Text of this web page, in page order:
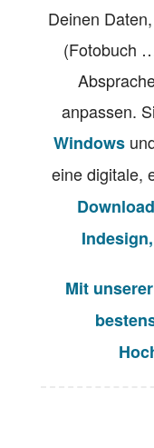
Deinen
(Fotobuch
anpassen.
Windows
eine digitale,
Mit